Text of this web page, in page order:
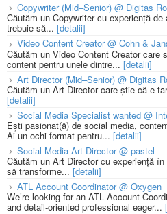
Copywriter (Mid–Senior) @ Digitas
Căutăm un Copywriter cu experiență
trebuie să... [detalii]
Video Content Creator @ Cohn &
Căutăm un Video Content Creator care
content pentru unele dintre... [detalii]
Art Director (Mid–Senior) @ Digitas
Căutăm un Art Director care știe că e
[detalii]
Social Media Specialist wanted @
Ești pasionat(ă) de social media,
Ai un ochi format pentru... [detalii]
Social Media Art Director @ pastel
Căutăm un Art Director cu experiență
să transforme... [detalii]
ATL Account Coordinator @ Oxygen
We’re looking for an ATL Account
and detail-oriented professional eager...